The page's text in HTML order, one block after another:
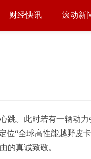
财经快讯 滚动新
跳。此时若有一辆动力
“全球高性能越野皮卡
的真诚致敬。